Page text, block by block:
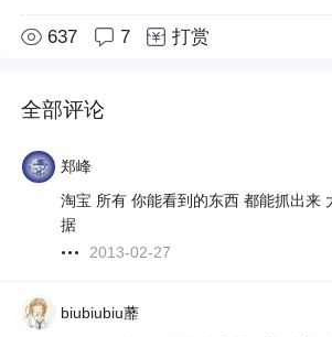
637 7 打赏
全部评论
郑峰
淘宝 所有 你能看到的东西 都能抓出来
据
2013-02-27
biubiubiu蘼